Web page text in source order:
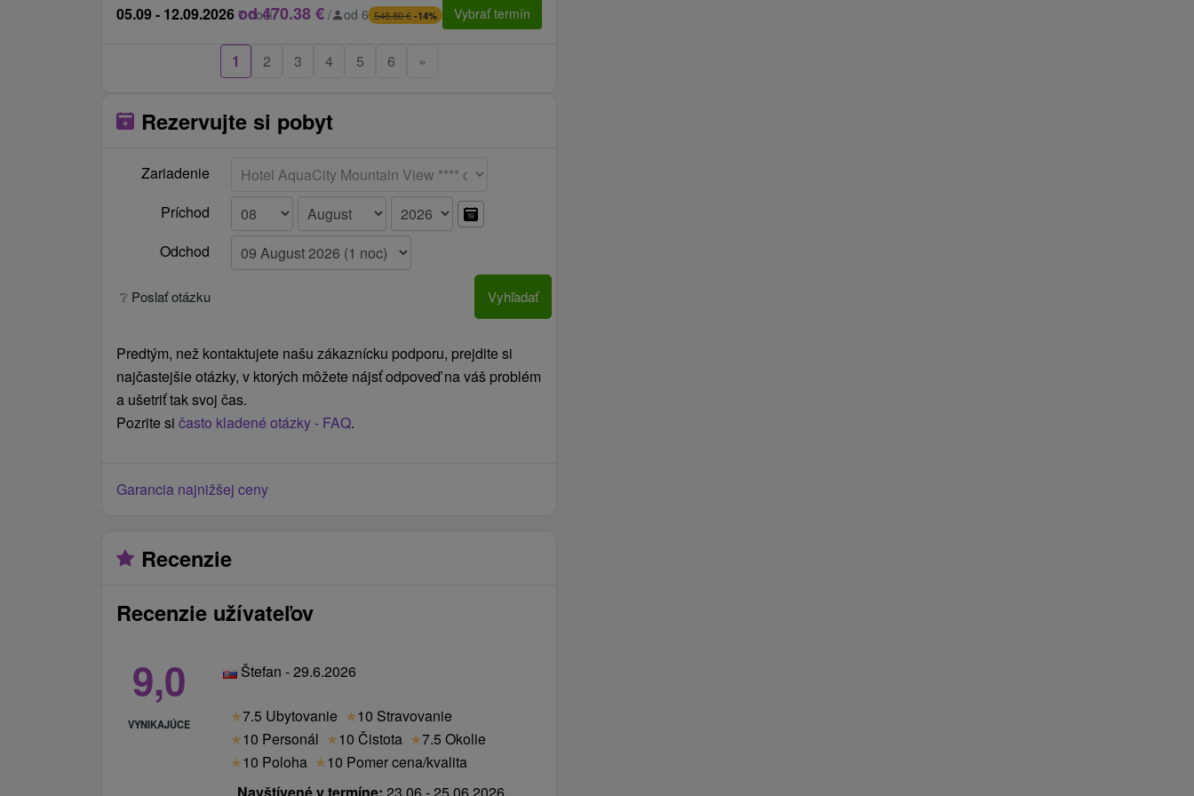
Cenník - Informácie
Minimálny počet nocí počas Vianoc sú 3 noci a počas Silvestra
je minimálny poče prenocovaní 4 noci.
05.09 - 12.09.2026 7 nocí
od 470.38 € / od 67.20 €
548.80 €-14% Vybrať termín
1 2 3 4 5 6 »
Rezervujte si pobyt
Zariadenie
Príchod
Odchod
❔ Poslať otázku Vyhľadať
Predtým, než kontaktujete našu zákaznícku podporu, prejdite si
najčastejšie otázky, v ktorých môžete nájsť odpoveď na váš problém
a ušetriť tak svoj čas.
Pozrite si často kladené otázky - FAQ.
Garancia najnižšej ceny
Recenzie
Recenzie užívateľov
9,0
VYNIKAJÚCE
Štefan - 29.6.2026
★7.5 Ubytovanie ★10 Stravovanie
★10 Personál ★10 Čistota ★7.5 Okolie
★10 Poloha ★10 Pomer cena/kvalita